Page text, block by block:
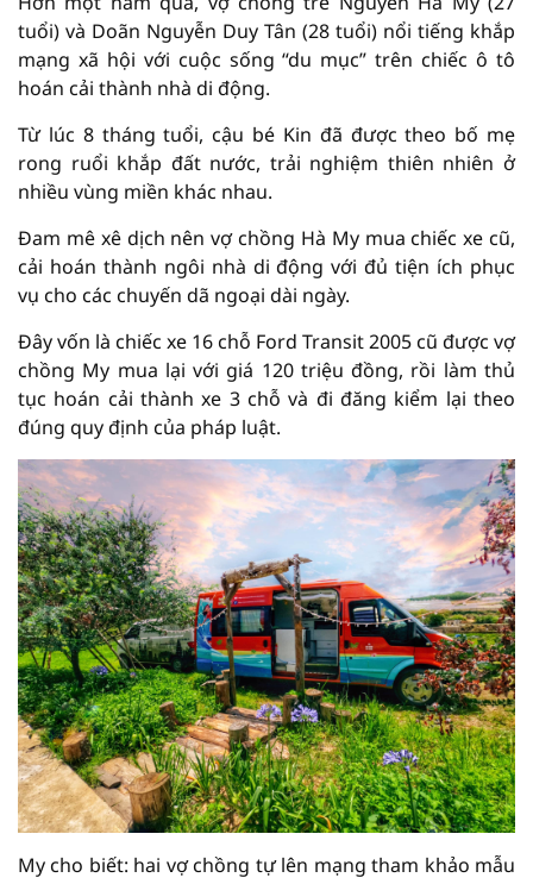
tuổi) và Doãn Nguyễn Duy Tân (28 tuổi) nổi tiếng khắp
mạng xã hội với cuộc sống “du mục” trên chiếc ô tô
hoán cải thành nhà di động.
Từ lúc 8 tháng tuổi, cậu bé Kin đã được theo bố mẹ
rong ruổi khắp đất nước, trải nghiệm thiên nhiên ở
nhiều vùng miền khác nhau.
Đam mê xê dịch nên vợ chồng Hà My mua chiếc xe cũ,
cải hoán thành ngôi nhà di động với đủ tiện ích phục
vụ cho các chuyến dã ngoại dài ngày.
Đây vốn là chiếc xe 16 chỗ Ford Transit 2005 cũ được vợ
chồng My mua lại với giá 120 triệu đồng, rồi làm thủ
tục hoán cải thành xe 3 chỗ và đi đăng kiểm lại theo
đúng quy định của pháp luật.
My cho biết: hai vợ chồng tự lên mạng tham khảo mẫu